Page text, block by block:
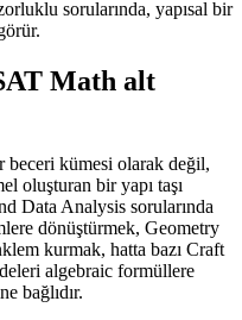
sorularında, yapısal bir
Math alt
kümesi olarak değil,
oluşturan bir yapı taşı
Data Analysis sorularında
dönüştürmek, Geometry
kurmak, hatta bazı Craft
algebraic formüllere
bağlıdır.